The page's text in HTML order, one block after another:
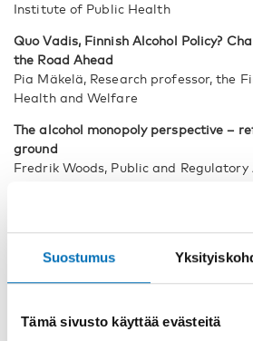
Suostumus
Tämä sivusto käyttää evästeitä
Institute of Public Health
Quo Vadis, Finnish Alcohol Policy?
the Road Ahead
Pia Mäkelä, Research professor, the
Health and Welfare
The alcohol monopoly perspective –
ground
Fredrik Woods, Public and
Lauri Beekmann
Head of the Promotional and